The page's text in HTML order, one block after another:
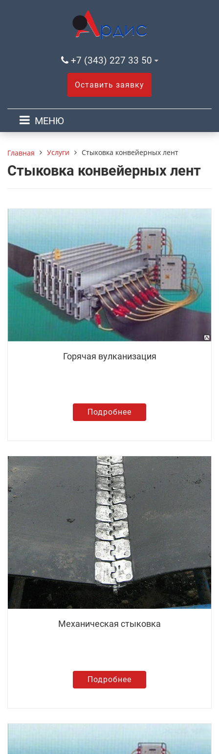
+7 (343) 227 33 50
Оставить заявку
МЕНЮ
Главная Услуги Стыковка конвейерных лент
Стыковка конвейерных лент
Горячая вулканизация
Подробнее
Механическая стыковка
Подробнее